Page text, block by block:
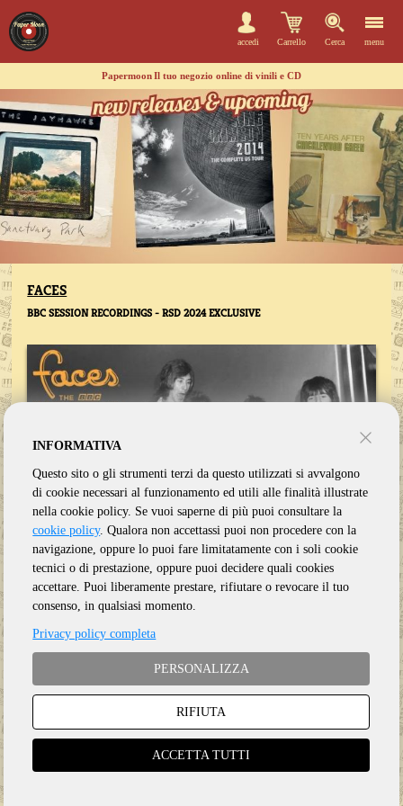
accedi Carrello Cerca menu
PapermoonIl tuo negozio online di vinili e CD
FACES
BBC SESSION RECORDINGS - RSD 2024 EXCLUSIVE
Anno:2024
INFORMATIVA
Questo sito o gli strumenti terzi da questo utilizzati si avvalgono
di cookie necessari al funzionamento ed utili alle finalità illustrate
nella cookie policy. Se vuoi saperne di più puoi consultare la
cookie policy. Qualora non accettassi puoi non procedere con la
navigazione, oppure lo puoi fare limitatamente con i soli cookie
tecnici o di prestazione, oppure puoi decidere quali cookies
accettare. Puoi liberamente prestare, rifiutare o revocare il tuo
consenso, in qualsiasi momento.
Privacy policy completa
PERSONALIZZA
RIFIUTA
ACCETTA TUTTI